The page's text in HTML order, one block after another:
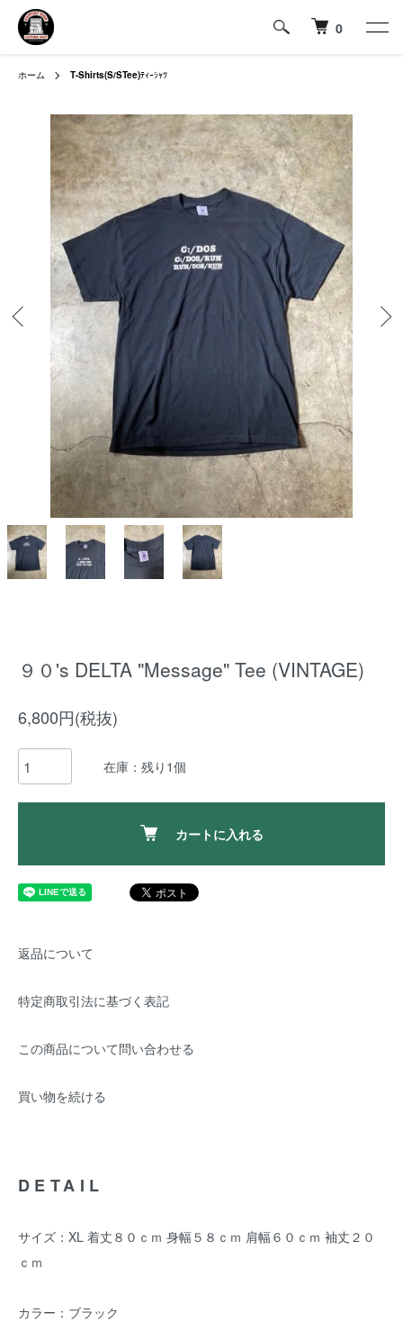
0
ホーム T-Shirts(S/STee)ﾃｨｰｼｬﾂ
９０'s DELTA "Message" Tee (VINTAGE)
6,800円(税抜)
在庫：残り1個
カートに入れる
返品について
特定商取引法に基づく表記
この商品について問い合わせる
買い物を続ける
DETAIL
サイズ：XL 着丈８０ｃｍ 身幅５８ｃｍ 肩幅６０ｃｍ 袖丈２０
ｃｍ
カラー：ブラック